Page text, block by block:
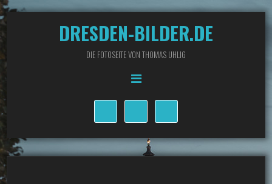
DRESDEN-BILDER.DE
DIE FOTOSEITE VON THOMAS UHLIG